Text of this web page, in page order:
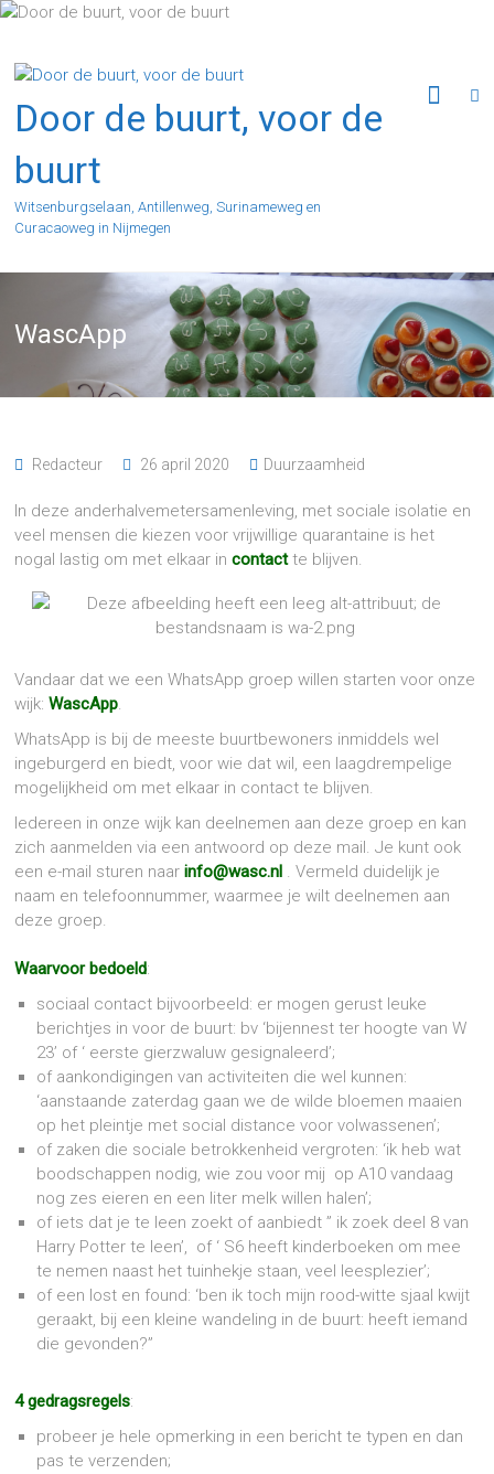
Ga
de
inhoud
Door de buurt, voor de
buurt
Witsenburgselaan, Antillenweg, Surinameweg en
Curacaoweg in Nijmegen
WascApp
Redacteur 26 april 2020 Duurzaamheid
In deze anderhalvemetersamenleving, met sociale isolatie en
veel mensen die kiezen voor vrijwillige quarantaine is het
nogal lastig om met elkaar incontactte blijven.
Vandaar dat we een WhatsApp groep willen starten voor onze
wijk:WascApp.
WhatsApp is bij de meeste buurtbewoners inmiddels wel
ingeburgerd en biedt, voor wie dat wil, een laagdrempelige
mogelijkheid om met elkaar in contact te blijven.
Iedereen in onze wijk kan deelnemen aan deze groep en kan
zich aanmelden via een antwoord op deze mail. Je kunt ook
een e-mail sturen naarinfo@wasc.nl . Vermeld duidelijk je
naam en telefoonnummer, waarmee je wilt deelnemen aan
deze groep.
Waarvoor bedoeld:
sociaal contact bijvoorbeeld: er mogen gerust leuke
berichtjes in voor de buurt: bv ‘bijennest ter hoogte van W
23’ of ‘ eerste gierzwaluw gesignaleerd’;
of aankondigingen van activiteiten die wel kunnen:
‘aanstaande zaterdag gaan we de wilde bloemen maaien
op het pleintje met social distance voor volwassenen’;
of zaken die sociale betrokkenheid vergroten: ‘ik heb wat
boodschappen nodig, wie zou voor mij op A10 vandaag
nog zes eieren en een liter melk willen halen’;
of iets dat je te leen zoekt of aanbiedt ” ik zoek deel 8 van
Harry Potter te leen’, of ‘ S6 heeft kinderboeken om mee
te nemen naast het tuinhekje staan, veel leesplezier’;
of een lost en found: ‘ben ik toch mijn rood-witte sjaal kwijt
geraakt, bij een kleine wandeling in de buurt: heeft iemand
die gevonden?”
4 gedragsregels:
probeer je hele opmerking in een bericht te typen en dan
pas te verzenden;